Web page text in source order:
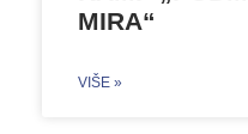
MIRA“
VIŠE »